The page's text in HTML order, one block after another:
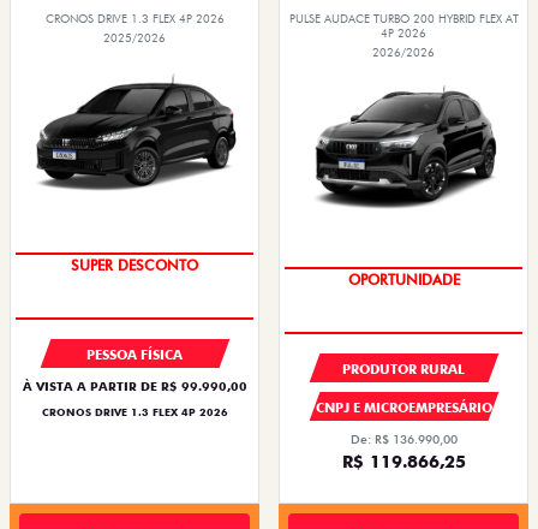
CRONOS DRIVE 1.3 FLEX 4P 2026
2025/2026
BÔNUS DE ATÉ R$ 14 MIL
PESSOA FÍSICA
À VISTA A PARTIR DE R$ 99.990,00
CRONOS DRIVE 1.3 FLEX 4P 2026
PULSE AUDACE TURBO 200 HYBRID FLEX AT
4P 2026
2026/2026
OPORTUNIDADE
PRODUTOR RURAL
CNPJ E MICROEMPRESÁRIO
De: R$ 136.990,00
R$ 119.866,25